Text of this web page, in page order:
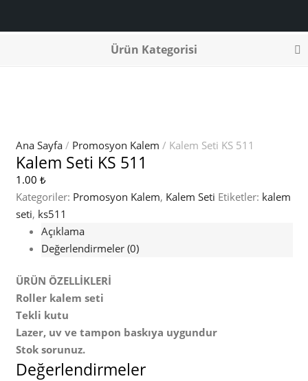
Ürün Kategorisi
Ana Sayfa/ Promosyon Kalem / Kalem Seti KS 511
Kalem Seti KS 511
1.00 ₺
Kategoriler: Promosyon Kalem, Kalem Seti Etiketler: kalem
seti, ks511
Açıklama
Değerlendirmeler (0)
ÜRÜN ÖZELLİKLERİ
Roller kalem seti
Tekli kutu
Lazer, uv ve tampon baskıya uygundur
Stok sorunuz.
Değerlendirmeler